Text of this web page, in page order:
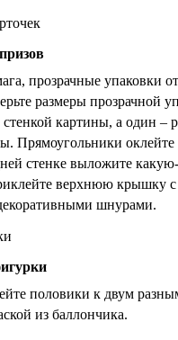
прозрачные упаковки
размеры прозрачной
картины, а один –
Прямоугольники
стенке выложите
верхнюю крышку
шнурами.
половики к двум
из баллончика.